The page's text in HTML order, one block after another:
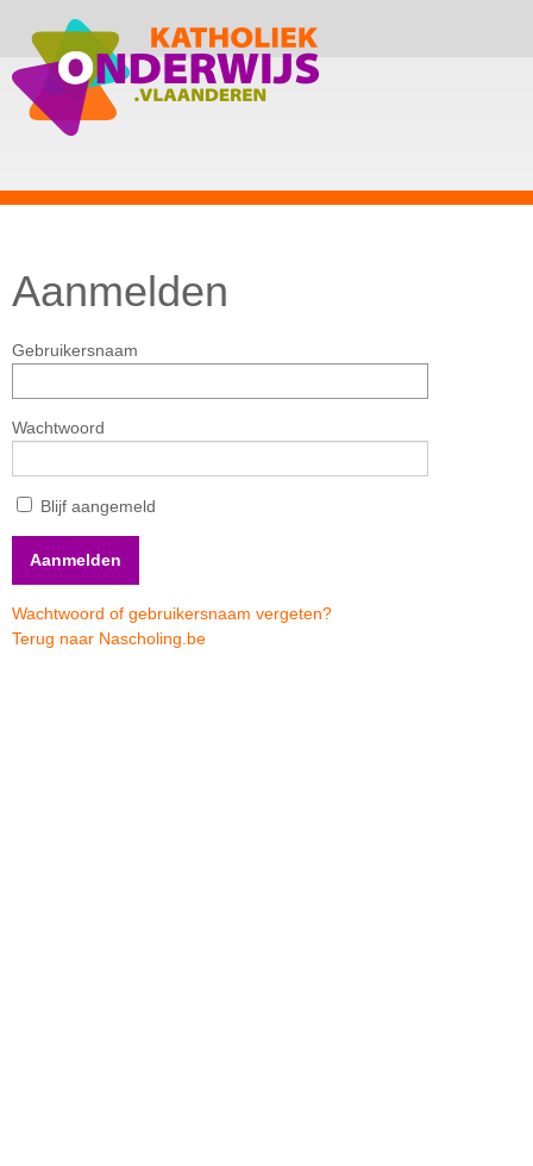
Aanmelden
Gebruikersnaam
Wachtwoord
Blijf aangemeld
Wachtwoord of gebruikersnaam vergeten?
Terug naar Nascholing.be